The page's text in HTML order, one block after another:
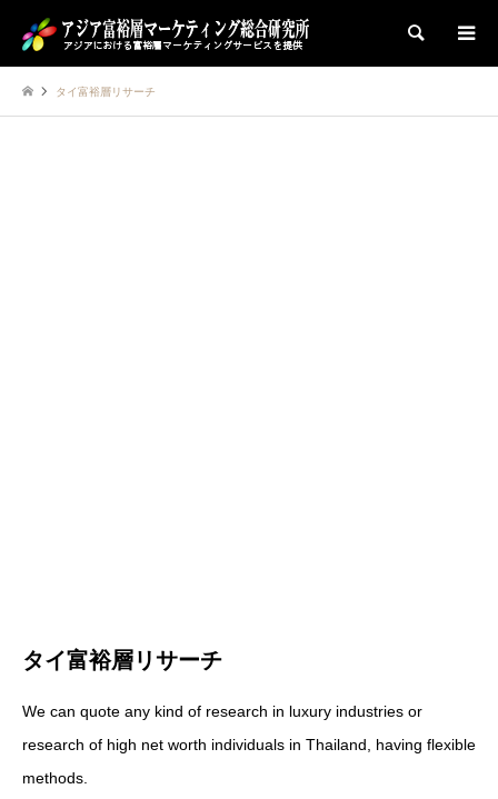
検索
タイ富裕層リサーチ
タイ富裕層リサーチ
We can quote any kind of research in luxury industries or
research of high net worth individuals in Thailand, having flexible
methods.